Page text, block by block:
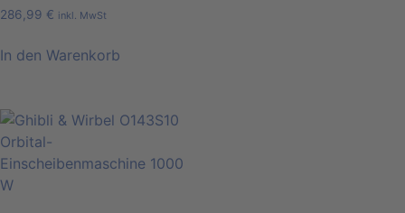
286,99 € inkl. MwSt
In den Warenkorb